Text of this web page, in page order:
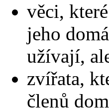
věci,
jeho
užívají,
zvířata,
členů